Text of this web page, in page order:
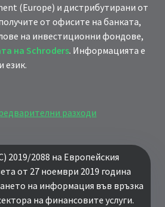
(Europe) и дистрибутирани от
от офисите на банката,
на инвестиционни фондове,
на Schroders. Информацията е
език.
разходи
2019/2088 на Европейския
от 27 ноември 2019 година
на информация във връзка
на финансовите услуги.